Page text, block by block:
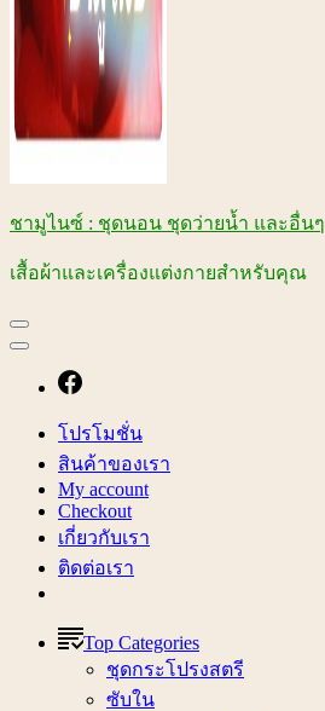
ชามูไนซ์ : ชุดนอน ชุดว่ายน้ำ และอื่นๆ
เสื้อผ้าและเครื่องแต่งกายสำหรับคุณ
โปรโมชั่น
สินค้าของเรา
My account
Checkout
เกี่ยวกับเรา
ติดต่อเรา
Top Categories
ชุดกระโปรงสตรี
ซับใน